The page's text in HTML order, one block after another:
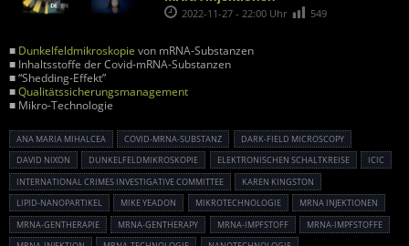
2022-11-27 - 22:00 Uhr 549
■ Dunkelfeldmikroskopie von mRNA-Substanzen
■ Inhaltsstoffe der Covid-mRNA-Substanzen
■ “Shedding-Effekt”
■Qualitätssicherungsmanagement
■ Mikro-Technologie
ANA MARIA MIHALCEA COVID-MRNA-SUBSTANZ
DARK-FIELD MICROSCOPY
DAVID NIXON
DUNKELFELDMIKROSKOPIE ELEKTRONISCHEN SCHALTKREISE
ICIC
INTERNATIONAL CRIMES INVESTIGATIVE COMMITTEE
KAREN KINGSTON
LIPID-NANOPARTIKEL
MIKE YEADON MIKROTECHNOLOGIE
MRNA INJEKTIONEN
MRNA-GENTHERAPIE
MRNA-GENTHERAPY MRNA-IMPFSTOFF
MRNA-IMPFSTOFFE